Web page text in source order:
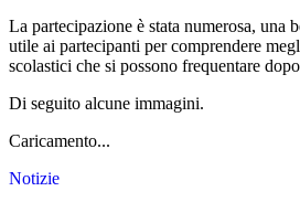
La partecipazione è stata numerosa, una
utile ai partecipanti per comprendere
scolastici che si possono frequentare
Di seguito alcune immagini.
Caricamento...
Notizie